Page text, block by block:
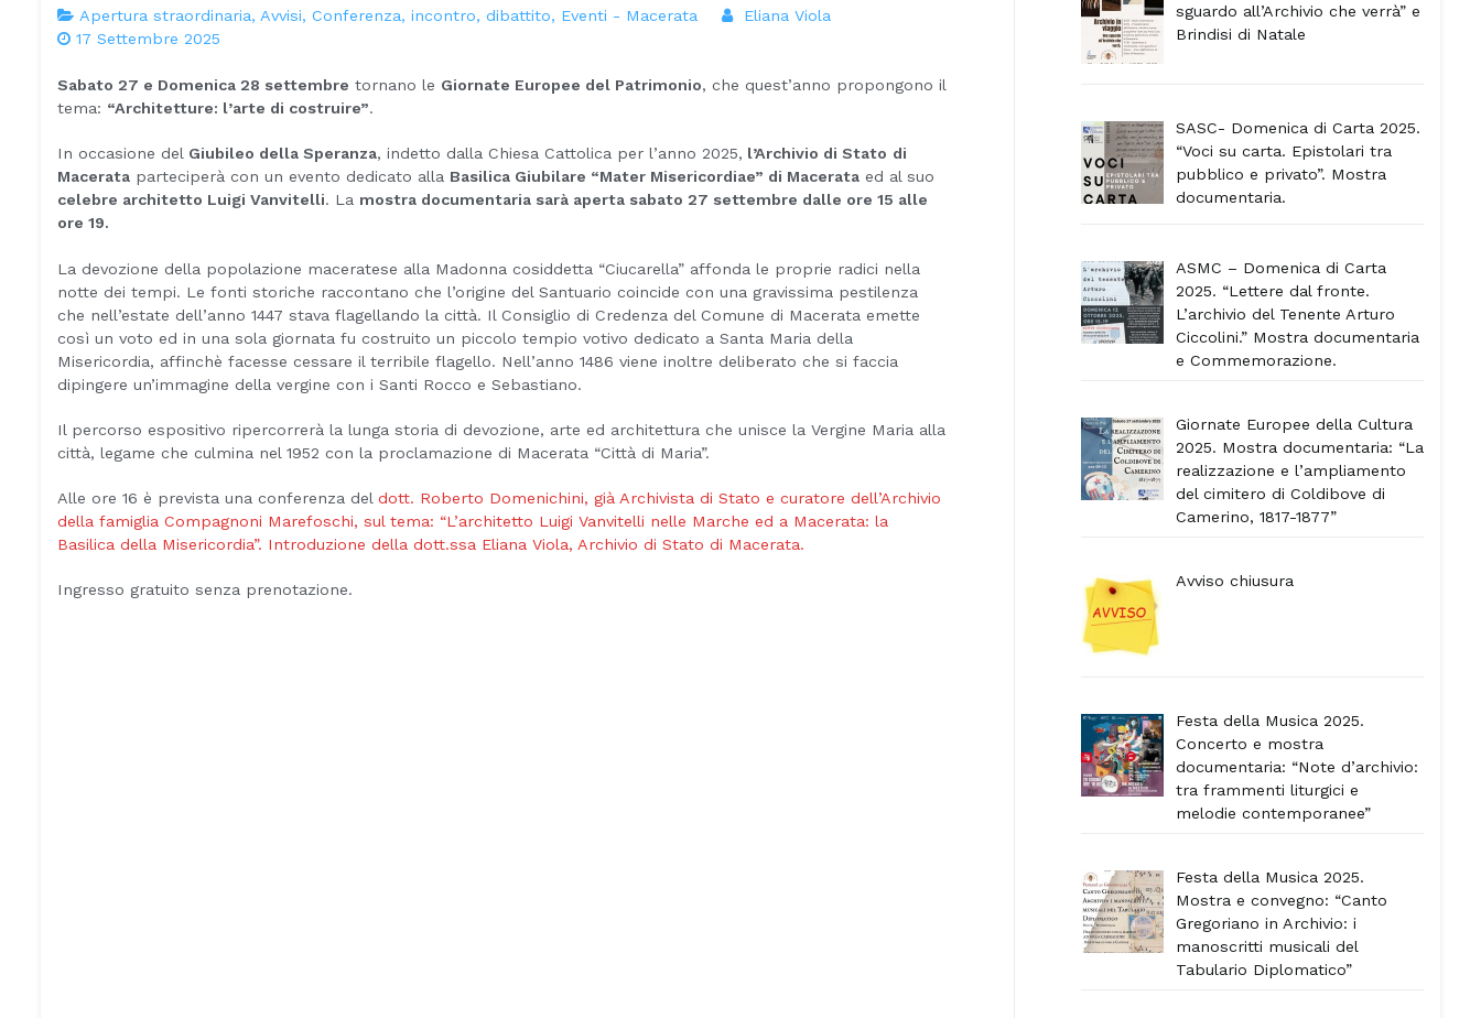
Apertura straordinaria, Avvisi, Conferenza, incontro, dibattito, Eventi - Macerata
Eliana Viola
17 Settembre 2025
Sabato 27 e Domenica 28 settembre tornano le Giornate Europee del Patrimonio, che quest’anno propongono il
tema: “Architetture: l’arte di costruire”.
In occasione del Giubileo della Speranza, indetto dalla Chiesa Cattolica per l’anno 2025, l’Archivio di Stato di
Macerata parteciperà con un evento dedicato alla Basilica Giubilare “Mater Misericordiae” di Macerata ed al suo
celebre architetto Luigi Vanvitelli. La mostra documentaria sarà aperta sabato 27 settembre dalle ore 15 alle
ore 19.
La devozione della popolazione maceratese alla Madonna cosiddetta “Ciucarella” affonda le proprie radici nella
notte dei tempi. Le fonti storiche raccontano che l’origine del Santuario coincide con una gravissima pestilenza
che nell’estate dell’anno 1447 stava flagellando la città. Il Consiglio di Credenza del Comune di Macerata emette
così un voto ed in una sola giornata fu costruito un piccolo tempio votivo dedicato a Santa Maria della
Misericordia, affinchè facesse cessare il terribile flagello. Nell’anno 1486 viene inoltre deliberato che si faccia
dipingere un’immagine della vergine con i Santi Rocco e Sebastiano.
Il percorso espositivo ripercorrerà la lunga storia di devozione, arte ed architettura che unisce la Vergine Maria alla
città, legame che culmina nel 1952 con la proclamazione di Macerata “Città di Maria”.
Alle ore 16 è prevista una conferenza del dott. Roberto Domenichini, già Archivista di Stato e curatore dell’Archivio
della famiglia Compagnoni Marefoschi, sul tema: “L’architetto Luigi Vanvitelli nelle Marche ed a Macerata: la
Basilica della Misericordia”. Introduzione della dott.ssa Eliana Viola, Archivio di Stato di Macerata.
Ingresso gratuito senza prenotazione.
sguardo all’Archivio che verrà” e
Brindisi di Natale
SASC- Domenica di Carta 2025.
“Voci su carta. Epistolari tra
pubblico e privato”. Mostra
documentaria.
ASMC – Domenica di Carta
2025. “Lettere dal fronte.
L’archivio del Tenente Arturo
Ciccolini.” Mostra documentaria
e Commemorazione.
Giornate Europee della Cultura
2025. Mostra documentaria: “La
realizzazione e l’ampliamento
del cimitero di Coldibove di
Camerino, 1817-1877”
Avviso chiusura
Festa della Musica 2025.
Concerto e mostra
documentaria: “Note d’archivio:
tra frammenti liturgici e
melodie contemporanee”
Festa della Musica 2025.
Mostra e convegno: “Canto
Gregoriano in Archivio: i
manoscritti musicali del
Tabulario Diplomatico”